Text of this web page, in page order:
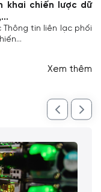
khai chiến lược dữ
Thông tin liên lạc phối
Xem thêm